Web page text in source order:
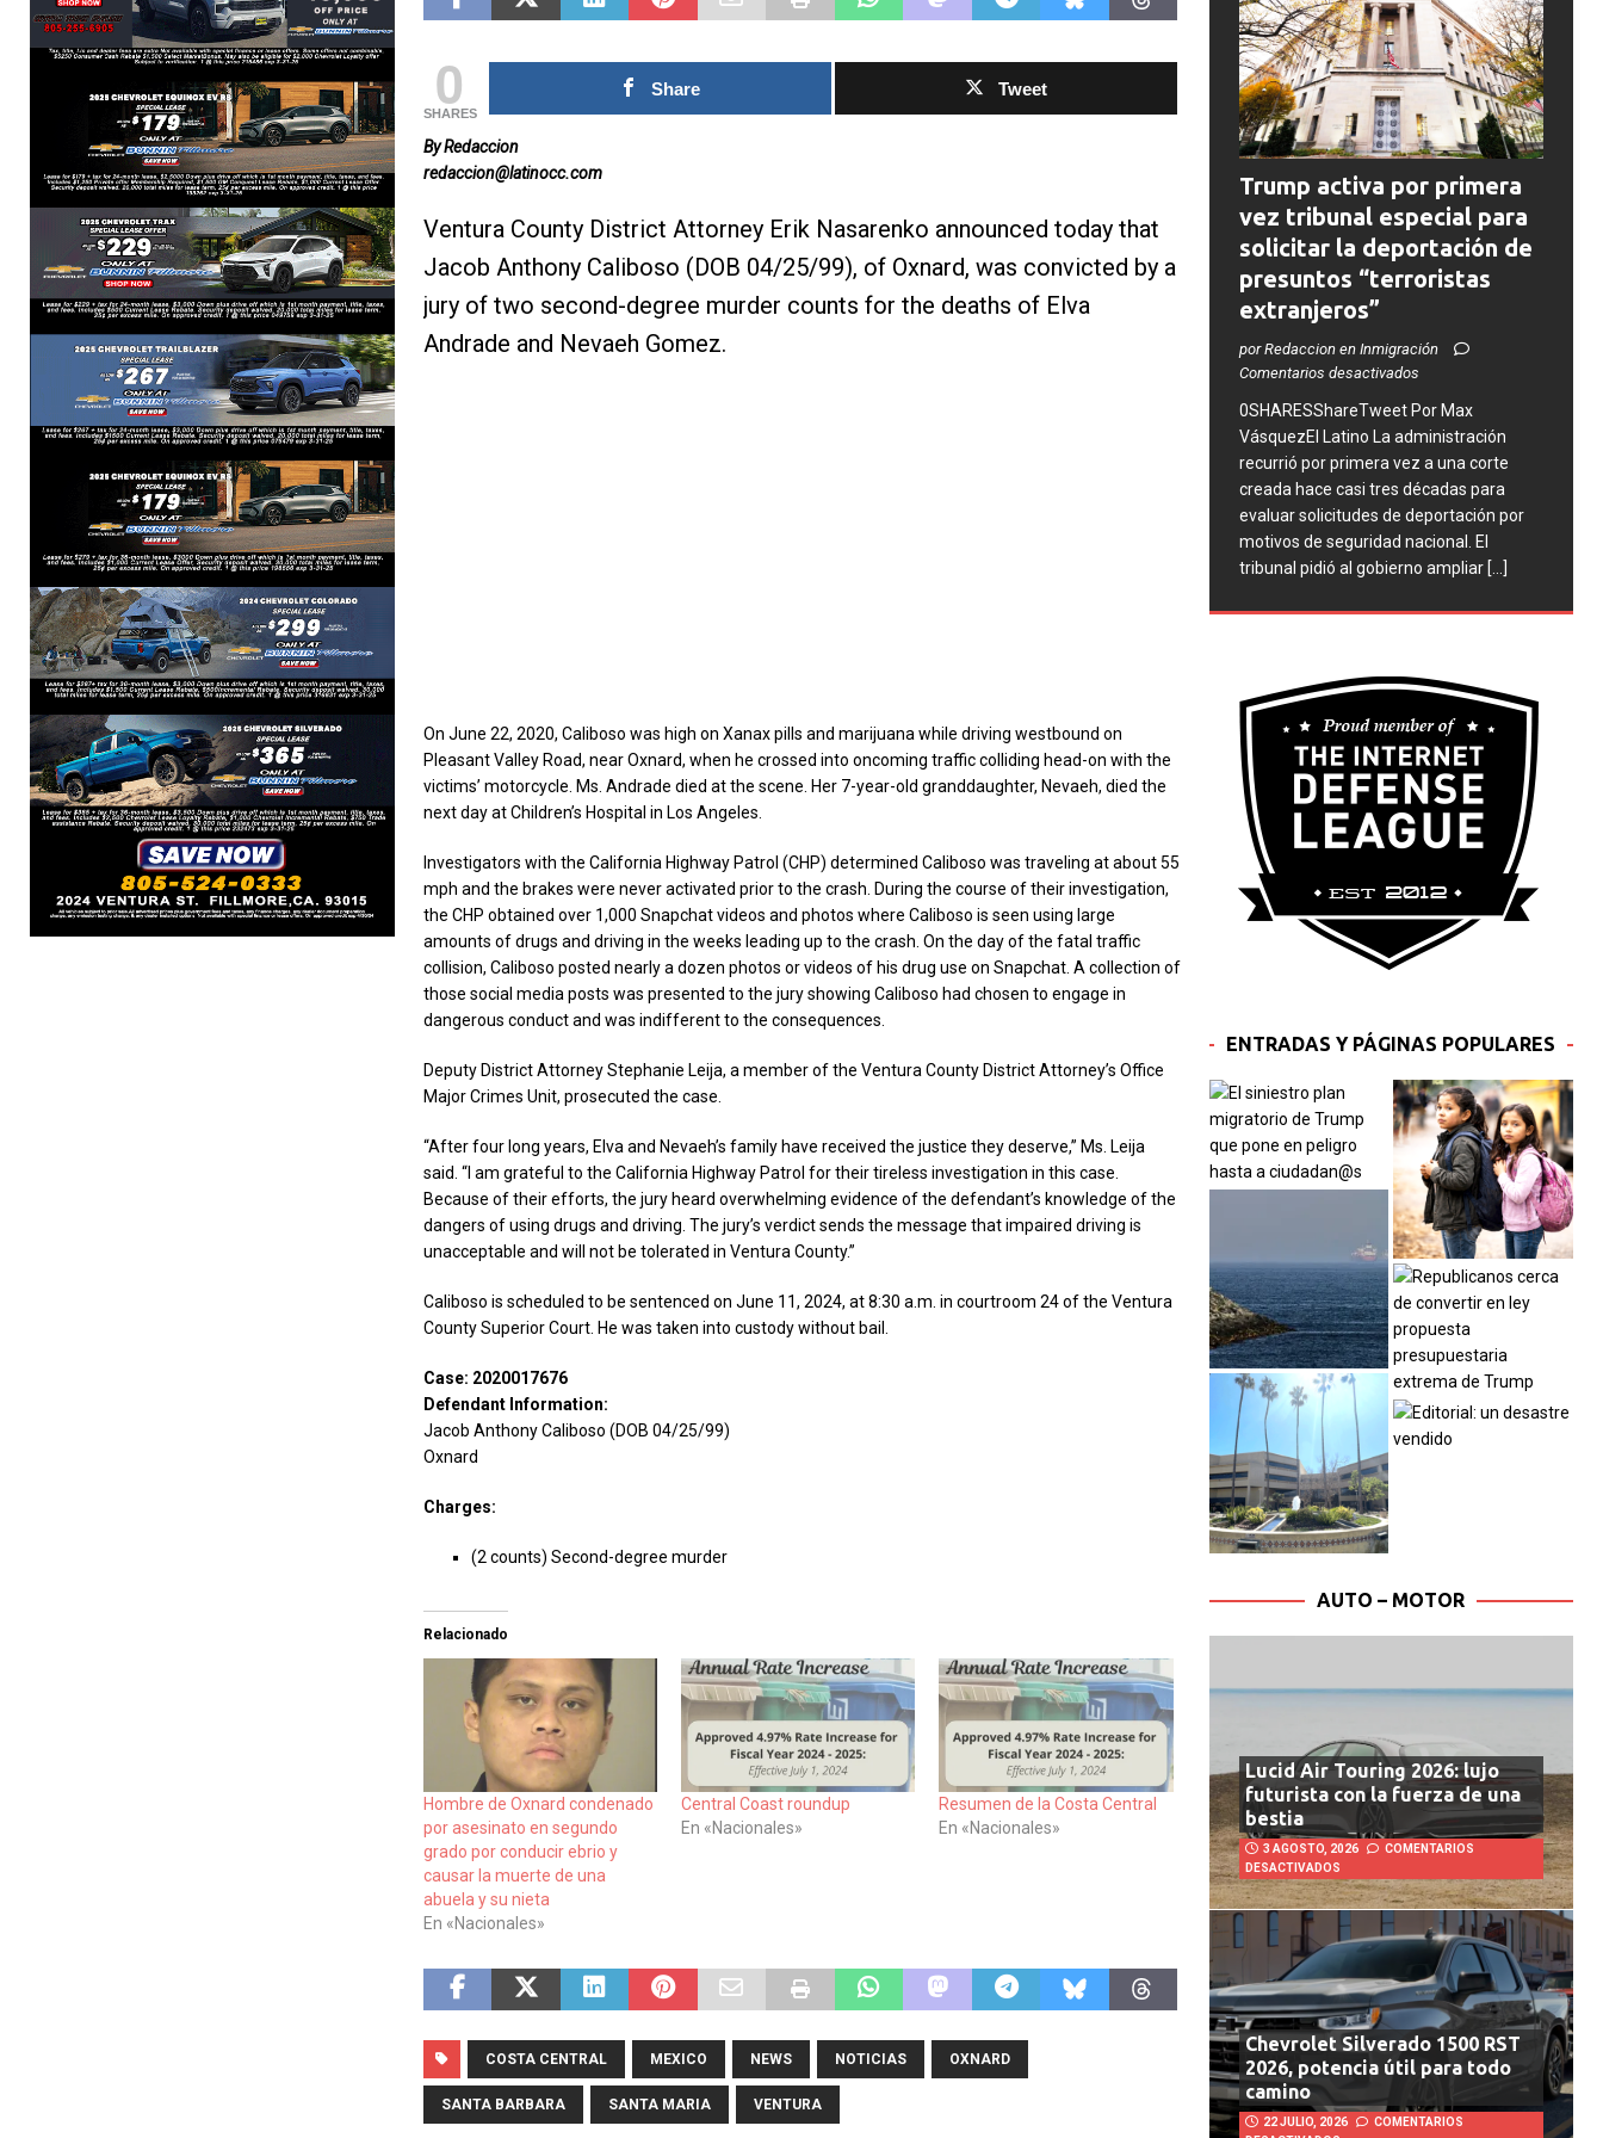
0
SHARES
Share Tweet
By Redaccion
redaccion@latinocc.com
Ventura County District Attorney Erik Nasarenko announced today that
Jacob Anthony Caliboso (DOB 04/25/99), of Oxnard, was convicted by a
jury of two second-degree murder counts for the deaths of Elva
Andrade and Nevaeh Gomez.
On June 22, 2020, Caliboso was high on Xanax pills and marijuana while driving westbound on
Pleasant Valley Road, near Oxnard, when he crossed into oncoming traffic colliding head-on with the
victims’ motorcycle. Ms. Andrade died at the scene. Her 7-year-old granddaughter, Nevaeh, died the
next day at Children’s Hospital in Los Angeles.
Investigators with the California Highway Patrol (CHP) determined Caliboso was traveling at about 55
mph and the brakes were never activated prior to the crash. During the course of their investigation,
the CHP obtained over 1,000 Snapchat videos and photos where Caliboso is seen using large
amounts of drugs and driving in the weeks leading up to the crash. On the day of the fatal traffic
collision, Caliboso posted nearly a dozen photos or videos of his drug use on Snapchat. A collection of
those social media posts was presented to the jury showing Caliboso had chosen to engage in
dangerous conduct and was indifferent to the consequences.
Deputy District Attorney Stephanie Leija, a member of the Ventura County District Attorney’s Office
Major Crimes Unit, prosecuted the case.
“After four long years, Elva and Nevaeh’s family have received the justice they deserve,” Ms. Leija
said. “I am grateful to the California Highway Patrol for their tireless investigation in this case.
Because of their efforts, the jury heard overwhelming evidence of the defendant’s knowledge of the
dangers of using drugs and driving. The jury’s verdict sends the message that impaired driving is
unacceptable and will not be tolerated in Ventura County.”
Caliboso is scheduled to be sentenced on June 11, 2024, at 8:30 a.m. in courtroom 24 of the Ventura
County Superior Court. He was taken into custody without bail.
Case: 2020017676
Defendant Information:
Jacob Anthony Caliboso (DOB 04/25/99)
Oxnard
Charges:
(2 counts) Second-degree murder
Relacionado
Hombre de Oxnard condenado
por asesinato en segundo
grado por conducir ebrio y
causar la muerte de una
abuela y su nieta
En «Nacionales»
Central Coast roundup
En «Nacionales»
Resumen de la Costa Central
En «Nacionales»
COSTA CENTRAL MEXICO NEWS NOTICIAS OXNARD
SANTA BARBARA SANTA MARIA VENTURA
Trump activa por primera
vez tribunal especial para
solicitar la deportación de
presuntos “terroristas
extranjeros”
por Redaccion en Inmigración
Comentarios desactivados
0SHARESShareTweet Por Max
VásquezEl Latino La administración
recurrió por primera vez a una corte
creada hace casi tres décadas para
evaluar solicitudes de deportación por
motivos de seguridad nacional. El
tribunal pidió al gobierno ampliar [...]
ENTRADAS Y PÁGINAS POPULARES
AUTO – MOTOR
Lucid Air Touring 2026: lujo
futurista con la fuerza de una
bestia
3 AGOSTO, 2026
COMENTARIOS
DESACTIVADOS
Chevrolet Silverado 1500 RST
2026, potencia útil para todo
camino
22 JULIO, 2026
COMENTARIOS